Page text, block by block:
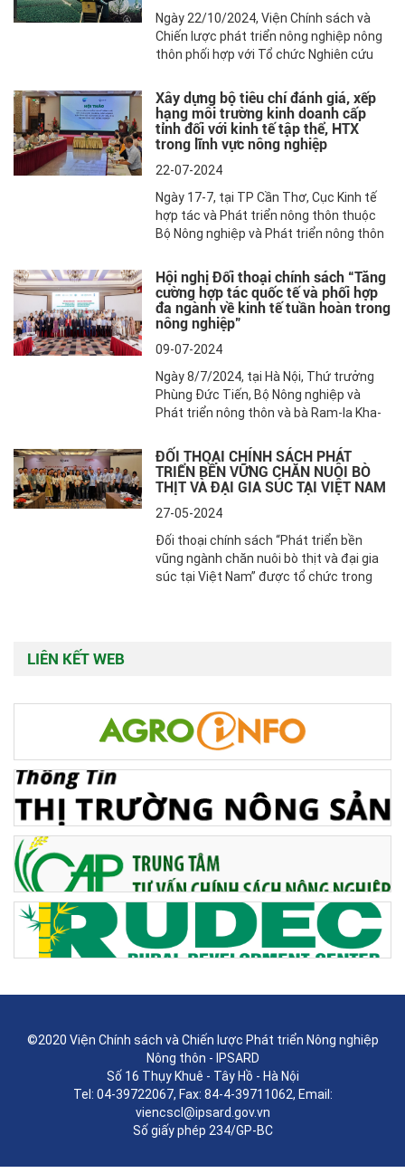
Ngày 22/10/2024, Viện Chính sách và
Chiến lược phát triển nông nghiệp nông
thôn phối hợp với Tổ chức Nghiên cứu
chức Hội thảo về Phát triển hệ thống đổi
mới sáng tạo trong nông nghiệp của
Việt Nam. Hội thảo trong khuôn khổ
nghiên cứu: “Tăng cường hệ thống đổi
mới sáng tạo trong nông nghiệp: Đề
hợp với bối cảnh phát triển nông nghiệp
của Việt Nam” với sự tài trợ của Chương
trình Aus4Innovation của Đại sứ quán
Xây dựng bộ tiêu chí đánh giá, xếp
hạng môi trường kinh doanh cấp
tỉnh đối với kinh tế tập thể, HTX
trong lĩnh vực nông nghiệp
22-07-2024
Ngày 17-7, tại TP Cần Thơ, Cục Kinh tế
hợp tác và Phát triển nông thôn thuộc
Bộ Nông nghiệp và Phát triển nông thôn
sách và Chiến lược phát triển Nông
nghiệp nông thôn tổ chức hội thảo
“Tham vấn chuyên gia về đánh giá, xếp
hạng môi trường kinh doanh (MTKD) cấp
tỉnh đối với kinh tế tập thể, hợp tác xã
Hội nghị Đối thoại chính sách “Tăng
cường hợp tác quốc tế và phối hợp
đa ngành về kinh tế tuần hoàn trong
nông nghiệp”
09-07-2024
Ngày 8/7/2024, tại Hà Nội, Thứ trưởng
Phùng Đức Tiến, Bộ Nông nghiệp và
Phát triển nông thôn và bà Ram-la Kha-
trình Phát triển Liên Hợp Quốc tại Việt
Nam đồng chủ trì Hội nghị Đối thoại
chính sách “Tăng cường hợp tác quốc
hoàn trong nông nghiệp”.
ĐỐI THOẠI CHÍNH SÁCH PHÁT
TRIỂN BỀN VỮNG CHĂN NUÔI BÒ
THỊT VÀ ĐẠI GIA SÚC TẠI VIỆT NAM
27-05-2024
Đối thoại chính sách “Phát triển bền
vũng ngành chăn nuôi bò thịt và đại gia
súc tại Việt Nam” được tổ chức trong
Đối thoại chính sách do Viện Chính sách
và Chiến lược phát triển nông nghiệp
nông thôn trực thuộc Bộ NN&PTNT tổ
chức, Cục Chăn nuôi đồng chủ trì và sự
Tư vấn FocusGroup Go, Hiệp hội Thịt và
Gia súc Úc (MLA).
LIÊN KẾT WEB
©2020 Viện Chính sách và Chiến lược Phát triển Nông nghiệp
Nông thôn - IPSARD
Số 16 Thụy Khuê - Tây Hồ - Hà Nội
Tel: 04-39722067, Fax: 84-4-39711062, Email:
viencscl@ipsard.gov.vn
Số giấy phép 234/GP-BC